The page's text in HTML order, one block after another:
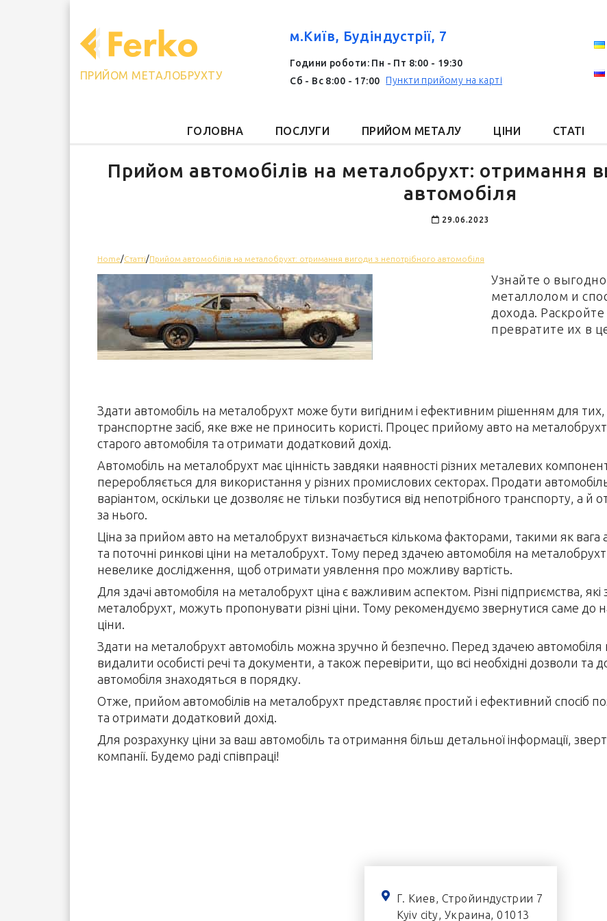
ПРИЙОМ МЕТАЛОБРУХТУ
м.Київ, Будіндустрії, 7
Години роботи: Пн - Пт 8:00 - 19:30
Сб - Вс 8:00 - 17:00
Пункти прийому на карті
ГОЛОВНА ПОСЛУГИ ПРИЙОМ МЕТАЛУ ЦІНИ СТАТІ
Прийом автомобілів на металобрухт: отримання
автомобіля
29.06.2023
Home/Статті/Прийом автомобілів на металобрухт: отримання вигоди з непотрібного автомобіля
Узнайте о
металлолом и
дохода.
превратите их в
Здати автомобіль на металобрухт може бути вигідним і ефективним рішенням для
транспортне засіб, яке вже не приносить користі. Процес прийому авто на
старого автомобіля та отримати додатковий дохід.
Автомобіль на металобрухт має цінність завдяки наявності різних металевих
переробляється для використання у різних промислових секторах. Продати
варіантом, оскільки це дозволяє не тільки позбутися від непотрібного транспорту, а
за нього.
Ціна за прийом авто на металобрухт визначається кількома факторами, такими як
та поточні ринкові ціни на металобрухт. Тому перед здачею автомобіля на
невелике дослідження, щоб отримати уявлення про можливу вартість.
Для здачі автомобіля на металобрухт ціна є важливим аспектом. Різні підприємства,
металобрухт, можуть пропонувати різні ціни. Тому рекомендуємо звернутися саме до
ціни.
Здати на металобрухт автомобіль можна зручно й безпечно. Перед здачею
видалити особисті речі та документи, а також перевірити, що всі необхідні дозволи та
автомобіля знаходяться в порядку.
Отже, прийом автомобілів на металобрухт представляє простий і ефективний спосіб
та отримати додатковий дохід.
Для розрахунку ціни за ваш автомобіль та отримання більш детальної інформації,
компанії. Будемо раді співпраці!
Г. Киев, Стройиндустрии 7
Kyiv city, Украина, 01013